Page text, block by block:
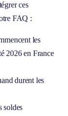
ces
FAQ :
les
2026 en France
durent les
soldes